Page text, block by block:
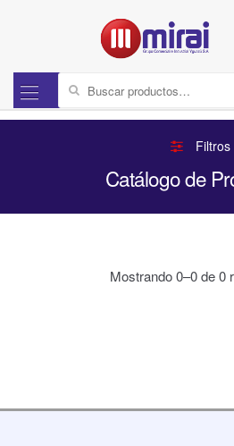
Buscar por:
Filtros
Catálogo de
Mostrando 0–0 de 0